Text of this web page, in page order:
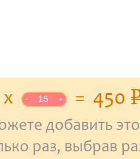
уб.
x - + = 450
добавить
раз, выбрав